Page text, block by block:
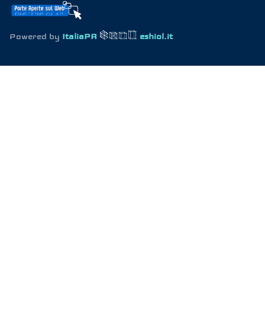
Powered by ItaliaPA eshiol.it